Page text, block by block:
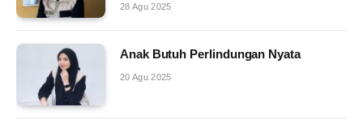
28 Agu 2025
Anak Butuh Perlindungan Nyata
20 Agu 2025